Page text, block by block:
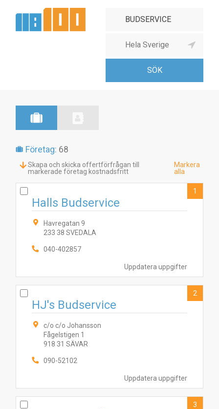
Företag: 68
Skapa och skicka offertförfrågan till
markerade företag kostnadsfritt
Markera
alla
Uppdatera uppgifter
Halls Budservice
Havregatan 9
233 38 SVEDALA
040-402857
1
Uppdatera uppgifter
HJ's Budservice
c/o c/o Johansson
Fågelstigen 1
918 31 SÄVAR
090-52102
2
3